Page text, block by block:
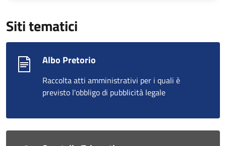
Siti tematici
Albo Pretorio
Raccolta atti amministrativi per i quali è
previsto l'obbligo di pubblicità legale